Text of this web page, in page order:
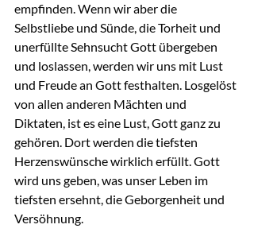
empfinden. Wenn wir aber die
Selbstliebe und Sünde, die Torheit und
unerfüllte Sehnsucht Gott übergeben
und loslassen, werden wir uns mit Lust
und Freude an Gott festhalten. Losgelöst
von allen anderen Mächten und
Diktaten, ist es eine Lust, Gott ganz zu
gehören. Dort werden die tiefsten
Herzenswünsche wirklich erfüllt. Gott
wird uns geben, was unser Leben im
tiefsten ersehnt, die Geborgenheit und
Versöhnung.